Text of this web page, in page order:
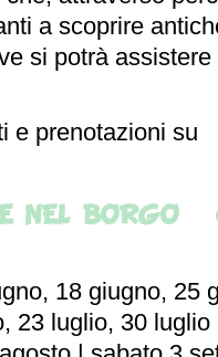
a scoprire
si potrà
e prenotazioni su
NEL BORGO
18 giugno, 25
23 luglio, 30